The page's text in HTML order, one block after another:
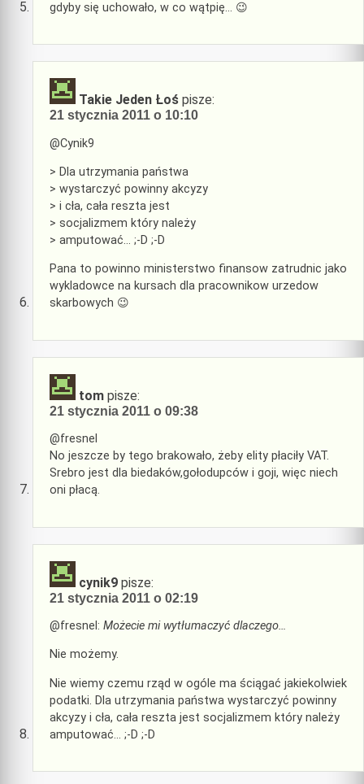
gdyby się uchowało, w co wątpię… 😉
Takie Jeden Łoś pisze:
21 stycznia 2011 o 10:10
@Cynik9
> Dla utrzymania państwa
> wystarczyć powinny akcyzy
> i cła, cała reszta jest
> socjalizmem który należy
> amputować… ;-D ;-D
Pana to powinno ministerstwo finansow zatrudnic jako
wykladowce na kursach dla pracownikow urzedow
skarbowych 😉
tom pisze:
21 stycznia 2011 o 09:38
@fresnel
No jeszcze by tego brakowało, żeby elity płaciły VAT.
Srebro jest dla biedaków,gołodupców i goji, więc niech
oni płacą.
cynik9 pisze:
21 stycznia 2011 o 02:19
@fresnel: Możecie mi wytłumaczyć dlaczego…
Nie możemy.
Nie wiemy czemu rząd w ogóle ma ściągać jakiekolwiek
podatki. Dla utrzymania państwa wystarczyć powinny
akcyzy i cła, cała reszta jest socjalizmem który należy
amputować… ;-D ;-D